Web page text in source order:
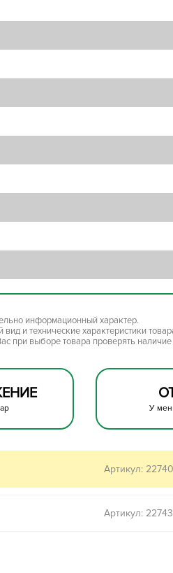
информационный характер.
и технические характеристики
при выборе товара проверять
У
Артикул: 22740
Артикул: 22743